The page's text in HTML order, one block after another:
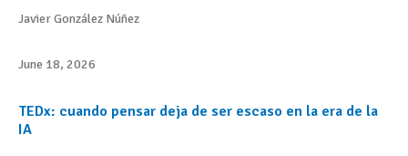
Javier González Núñez
June 18, 2026
TEDx: cuando pensar deja de ser escaso en la era de la
IA